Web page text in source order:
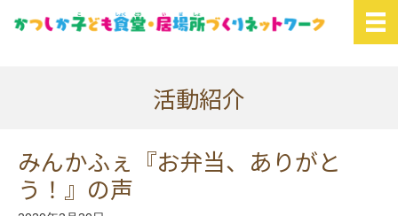
活動紹介
みんかふぇ『お弁当、ありがと
う！』の声